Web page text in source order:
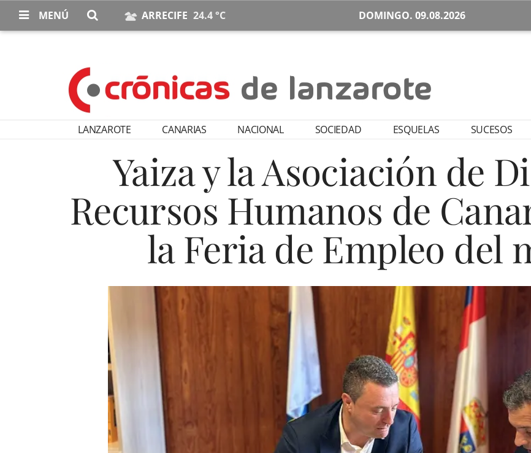
MENÚ ARRECIFE 24.4 °C DOMINGO. 09.08.2026
LANZAROTE CANARIAS NACIONAL SOCIEDAD ESQUELAS SUCESOS
Yaiza y la Asociación de
Recursos Humanos de
la Feria de Empleo del